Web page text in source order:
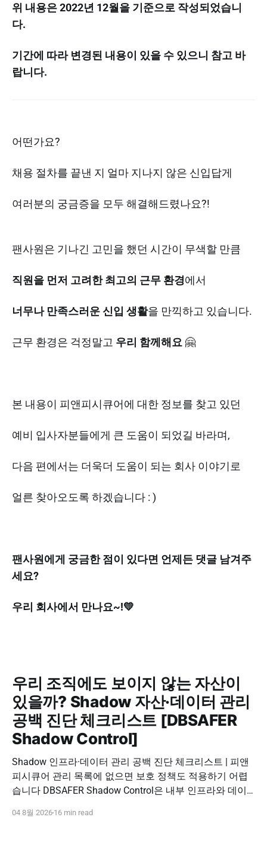
위 내용은 2022년 12월을 기준으로 작성되었습니
다.
기간에 따라 변경된 내용이 있을 수 있으니 참고 바
랍니다.
어떤가요?
채용 절차를 끝낸 지 얼마 지나지 않은 신입답게
여러분의 궁금증을 모두 해결해드렸나요?!
팬사원은 기나긴 고민을 했던 시간이 무색할 만큼
직원을 먼저 고려한 최고의 근무 환경에서
너무나 만족스러운 신입 생활을 만끽하고 있습니다.
근무 환경은 걱정말고 우리 함께해요 🤗
본 내용이 피앤피시큐어에 대한 정보를 찾고 있던
예비 입사자분들에게 큰 도움이 되었길 바라며,
다음 편에서는 더욱더 도움이 되는 회사 이야기로
얼른 찾아오도록 하겠습니다 : )
팬사원에게 궁금한 점이 있다면 언제든 댓글 남겨주
세요?
우리 회사에서 만나요~!💛
우리 조직에도 보이지 않는 자산이
있을까? Shadow 자산·데이터 관리
공백 진단 체크리스트 [DBSAFER
Shadow Control]
Shadow 인프라·데이터 관리 공백 진단 체크리스트 | 피앤
피시큐어 관리 목록에 없으면 보호 정책도 적용하기 어렵
습니다 DBSAFER Shadow Control은 내부 인프라와 데이
나의 보안 운영 흐름으로 제공합니다. DBSAFER Shadow
04 8월 2026 16 min read